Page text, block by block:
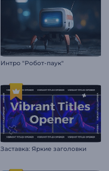
Интро "Робот-паук"
Заставка: Яркие заголовки